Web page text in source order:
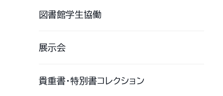
図書館学生協働
展示会
貴重書・特別書コレクション